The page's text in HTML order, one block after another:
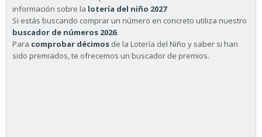
información sobre la lotería del niño 2027
Si estás buscando comprar un número en concreto utiliza nuestro
buscador de números 2026.
Para comprobar décimos de la Lotería del Niño y saber si han
sido premiados, te ofrecemos un buscador de premios.